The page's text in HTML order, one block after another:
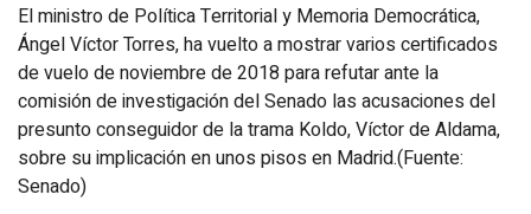
El ministro de Política Territorial y Memoria Democrática,
Ángel Víctor Torres, ha vuelto a mostrar varios certificados
de vuelo de noviembre de 2018 para refutar ante la
comisión de investigación del Senado las acusaciones del
presunto conseguidor de la trama Koldo, Víctor de Aldama,
sobre su implicación en unos pisos en Madrid.(Fuente:
Senado)